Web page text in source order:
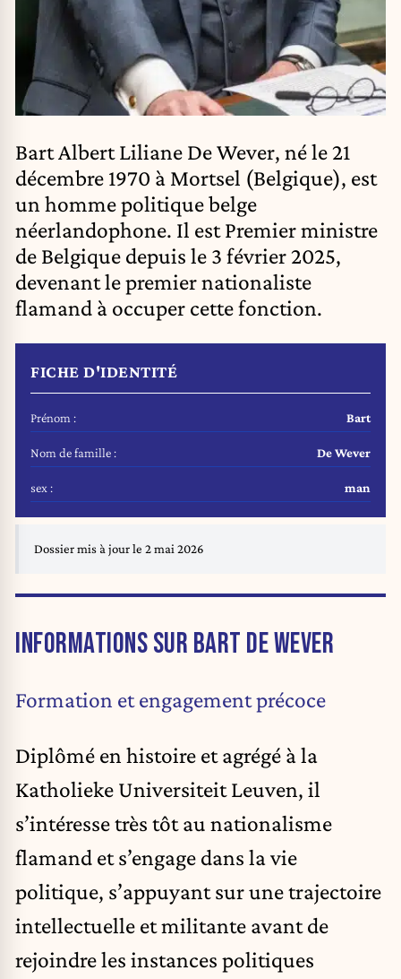
Bart Albert Liliane De Wever, né le 21
décembre 1970 à Mortsel (Belgique), est
un homme politique belge
néerlandophone. Il est Premier ministre
de Belgique depuis le 3 février 2025,
devenant le premier nationaliste
flamand à occuper cette fonction.
FICHE D'IDENTITÉ
Prénom : Bart
Nom de famille : De Wever
sex : man
Dossier mis à jour le 2 mai 2026
INFORMATIONS SUR BART DE WEVER
Formation et engagement précoce
Diplômé en histoire et agrégé à la
Katholieke Universiteit Leuven, il
s’intéresse très tôt au nationalisme
flamand et s’engage dans la vie
politique, s’appuyant sur une trajectoire
intellectuelle et militante avant de
rejoindre les instances politiques